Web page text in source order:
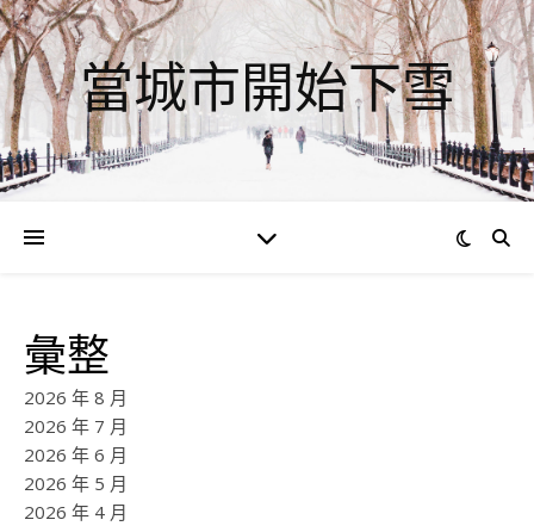
當城市開始下雪
彙整
2026 年 8 月
2026 年 7 月
2026 年 6 月
2026 年 5 月
2026 年 4 月